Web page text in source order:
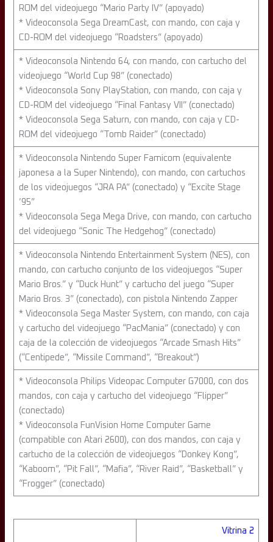
ROM del videojuego “Mario Party IV” (apoyado)
* Videoconsola Sega DreamCast, con mando, con caja y
CD-ROM del videojuego “Roadsters” (apoyado)
* Videoconsola Nintendo 64, con mando, con cartucho del
videojuego “World Cup 98” (conectado)
* Videoconsola Sony PlayStation, con mando, con caja y
CD-ROM del videojuego “Final Fantasy VII” (conectado)
* Videoconsola Sega Saturn, con mando, con caja y CD-
ROM del videojuego “Tomb Raider” (conectado)
* Videoconsola Nintendo Super Famicom (equivalente
japonesa a la Super Nintendo), con mando, con cartuchos
de los videojuegos “JRA PA” (conectado) y “Excite Stage
’95”
* Videoconsola Sega Mega Drive, con mando, con cartucho
del videojuego “Sonic The Hedgehog” (conectado)
* Videoconsola Nintendo Entertainment System (NES), con
mando, con cartucho conjunto de los videojuegos “Super
Mario Bros.” y “Duck Hunt” y cartucho del juego “Super
Mario Bros. 3” (conectado), con pistola Nintendo Zapper
* Videoconsola Sega Master System, con mando, con caja
y cartucho del videojuego “PacMania” (conectado) y con
caja de la colección de videojuegos “Arcade Smash Hits”
(“Centipede”, “Missile Command”, “Breakout”)
* Videoconsola Philips Videopac Computer G7000, con dos
mandos, con caja y cartucho del videojuego “Flipper”
(conectado)
* Videoconsola FunVision Home Computer Game
(compatible con Atari 2600), con dos mandos, con caja y
cartucho de la colección de videojuegos “Donkey Kong”,
“Kaboom”, “Pit Fall”, “Mafia”, “River Raid”, “Basketball” y
“Frogger” (conectado)
Vitrina 2